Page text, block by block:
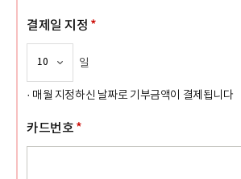
결제일 지정 *
일
· 매월 지정하신 날짜로 기부금액이 결제됩니다
카드번호 *